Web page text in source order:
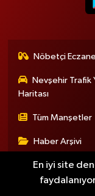
Nöbetçi
Nevşehir Trafik
Haritası
Tüm Manşetler
Haber Arşivi
En iyi site